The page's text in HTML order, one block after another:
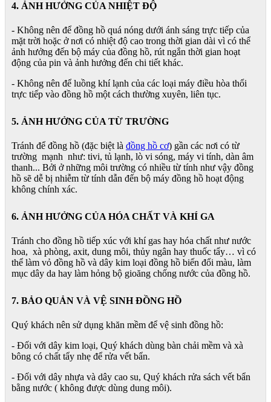
4. ẢNH HƯỞNG CỦA NHIỆT ĐỘ
- Không nên để đồng hồ quá nóng dưới ánh sáng trực tiếp của
mặt trời hoặc ở nơi có nhiệt độ cao trong thời gian dài vì có thể
ảnh hưởng đến bộ máy của đồng hồ, rút ngắn thời gian hoạt
động của pin và ảnh hưởng đến chi tiết khác.
- Không nên để luồng khí lạnh của các loại máy điều hòa thổi
trực tiếp vào đồng hồ một cách thường xuyên, liên tục.
5. ẢNH HƯỞNG CỦA TỪ TRƯỜNG
Tránh để đồng hồ (đặc biệt là đồng hồ cơ) gần các nơi có từ
trường mạnh như: tivi, tủ lạnh, lò vi sóng, máy vi tính, dàn âm
thanh... Bởi ở những môi trường có nhiều từ tính như vậy đồng
hồ sẽ dễ bị nhiễm từ tính dẫn đến bộ máy đồng hồ hoạt động
không chính xác.
6. ẢNH HƯỞNG CỦA HÓA CHẤT VÀ KHÍ GA
Tránh cho đồng hồ tiếp xúc với khí gas hay hóa chất như nước
hoa, xà phòng, axit, dung môi, thủy ngân hay thuốc tẩy… vì có
thể làm vỏ đồng hồ và dây kim loại đồng hồ biến đổi màu, làm
mục dây da hay làm hỏng bộ gioăng chống nước của đồng hồ.
7. BẢO QUẢN VÀ VỆ SINH ĐỒNG HỒ
Quý khách nên sử dụng khăn mềm để vệ sinh đồng hồ:
- Đối với dây kim loại, Quý khách dùng bàn chải mềm và xà
bông có chất tẩy nhẹ để rửa vết bẩn.
- Đối với dây nhựa và dây cao su, Quý khách rửa sách vết bẩn
bằng nước ( không được dùng dung môi).